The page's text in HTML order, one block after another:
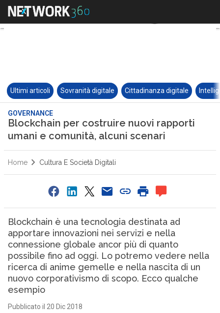
Ultimi articoli Sovranità digitale Cittadinanza digitale
GOVERNANCE
Blockchain per costruire nuovi rapporti
umani e comunità, alcuni scenari
Home Cultura E Società Digitali
Blockchain è una tecnologia destinata ad
apportare innovazioni nei servizi e nella
connessione globale ancor più di quanto
possibile fino ad oggi. Lo potremo vedere nella
ricerca di anime gemelle e nella nascita di un
nuovo corporativismo di scopo. Ecco qualche
esempio
Pubblicato il 20 Dic 2018